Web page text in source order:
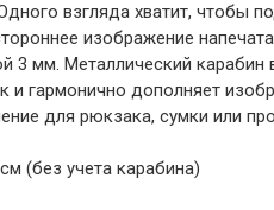
взгляда хватит, чтобы
изображение
3 мм. Металлический карабин
и гармонично дополняет
для рюкзака, сумки или
(без учета карабина)